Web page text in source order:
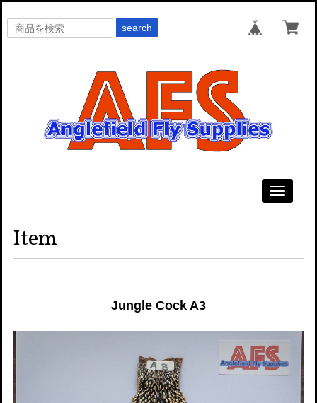
search
Toggle
Item
Jungle Cock A3